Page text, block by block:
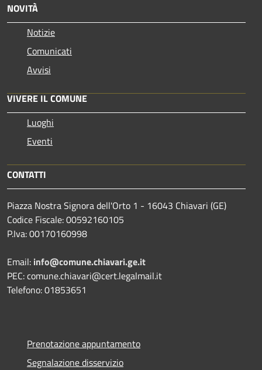
NOVITÀ
Notizie
Comunicati
Avvisi
VIVERE IL COMUNE
Luoghi
Eventi
CONTATTI
Piazza Nostra Signora dell'Orto 1 - 16043 Chiavari (GE)
Codice Fiscale: 00592160105
P.Iva: 00170160998
Email: info@comune.chiavari.ge.it
PEC: comune.chiavari@cert.legalmail.it
Telefono: 01853651
Prenotazione appuntamento
Segnalazione disservizio